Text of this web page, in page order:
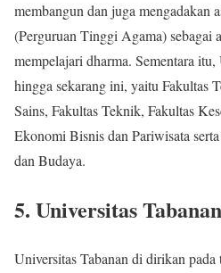
membangun dan juga mengadakan
(Perguruan Tinggi Agama) sebagai
mempelajari dharma. Sementara
hingga sekarang ini, yaitu Fakultas
Sains, Fakultas Teknik, Fakultas
Ekonomi Bisnis dan Pariwisata
dan Budaya.
5. Universitas Tabanan
Universitas Tabanan di dirikan